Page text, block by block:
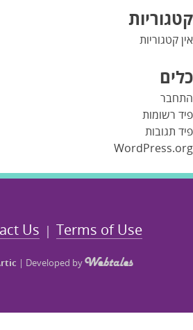
קטגוריות
אין קטגוריות
כלים
התחבר
פיד רשומות
פיד תגובות
WordPress.org
Terms of Use
|
Us
| Developed by